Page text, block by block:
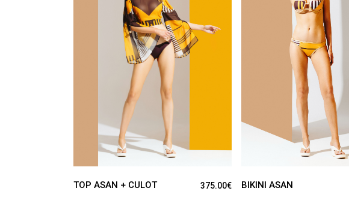
VER PRODUCTO
TOP ASAN + CULOT 375.00€
VER PRODUCTO
BIKINI ASAN